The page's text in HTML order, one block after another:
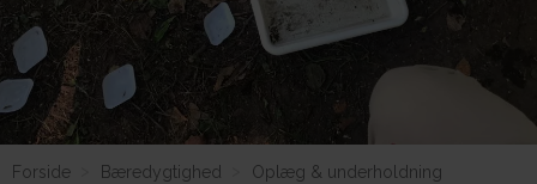
Bliv elev
Vores uddannelser
Forside Bæredygtighed Oplæg & underholdning